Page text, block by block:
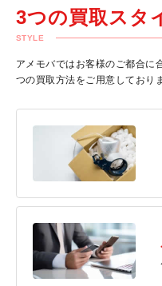
3つの買取スタ
STYLE
アメモバではお客様のご都合に
つの買取方法をご用意しており